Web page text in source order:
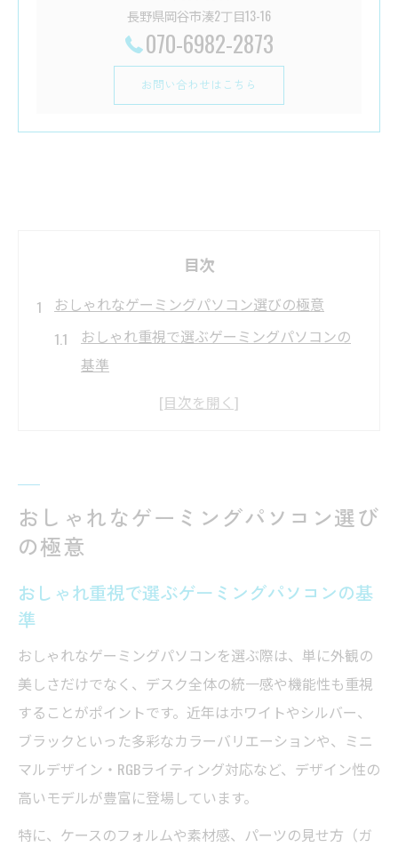
長野県岡谷市湊2丁目13-16
070-6982-2873
お問い合わせはこちら
目次
おしゃれなゲーミングパソコン選びの極意
おしゃれ重視で選ぶゲーミングパソコンの
基準
ホワイト系ゲーミングパソコンの魅力と特
ゲーミングパソコンで叶える統一感あるデ
スク
活用術
ゲーミングパソコンの外観がゲーム体験に
与える影響
ゲーミングパソコンのBTOおすすめ構成とは
おしゃれなゲーミングパソコンの内部パー
おしゃれなゲーミングパソコン選び
の極意
おしゃれ重視で選ぶゲーミングパソコンの基
準
おしゃれなゲーミングパソコンを選ぶ際は、単に外観の
美しさだけでなく、デスク全体の統一感や機能性も重視
することがポイントです。近年はホワイトやシルバー、
ブラックといった多彩なカラーバリエーションや、ミニ
マルデザイン・RGBライティング対応など、デザイン性の
高いモデルが豊富に登場しています。
特に、ケースのフォルムや素材感、パーツの見せ方（ガ